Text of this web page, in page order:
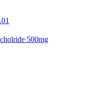
500mg